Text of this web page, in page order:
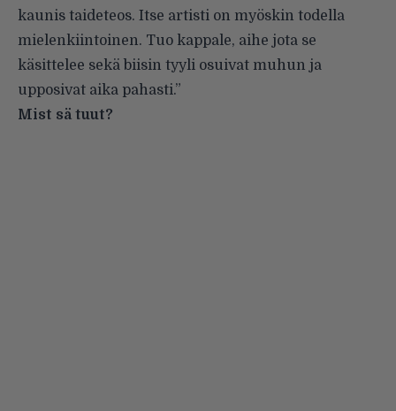
kaunis taideteos. Itse artisti on myöskin todella
mielenkiintoinen. Tuo kappale, aihe jota se
käsittelee sekä biisin tyyli osuivat muhun ja
upposivat aika pahasti.”
Mist sä tuut?